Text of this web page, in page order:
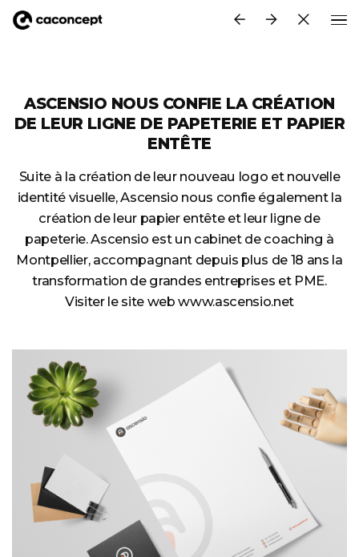
ASCENSIO NOUS CONFIE LA CRÉATION
DE LEUR LIGNE DE PAPETERIE ET PAPIER
ENTÊTE
Suite à la création de leur nouveau logo et nouvelle
identité visuelle, Ascensio nous confie également la
création de leur papier entête et leur ligne de
papeterie. Ascensio est un cabinet de coaching à
Montpellier, accompagnant depuis plus de 18 ans la
transformation de grandes entreprises et PME.
Visiter le site webwww.ascensio.net